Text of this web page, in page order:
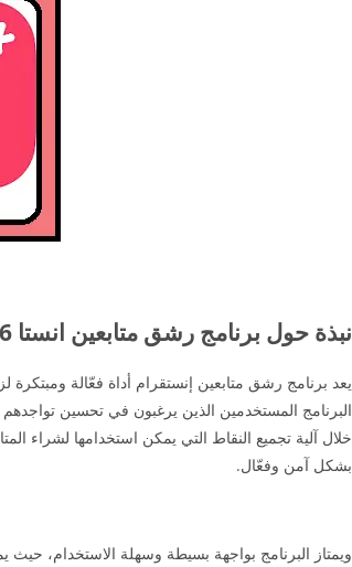
نبذة حول برنامج رشق متابعين انستا 2026 آخر اصدار
يعد برنامج رشق متابعين إنستقرام أداة فعّالة
البرنامج المستخدمين الذين يرغبون في تحسين
خلال آلية تجميع النقاط التي يمكن استخدامها لشراء
بشكل آمن وفعّال.
ويمتاز البرنامج بواجهة بسيطة وسهلة الاستخدام،